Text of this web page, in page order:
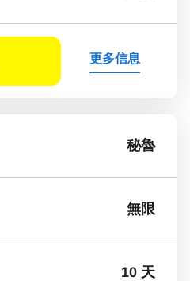
更多信息
秘魯
無限
10 天